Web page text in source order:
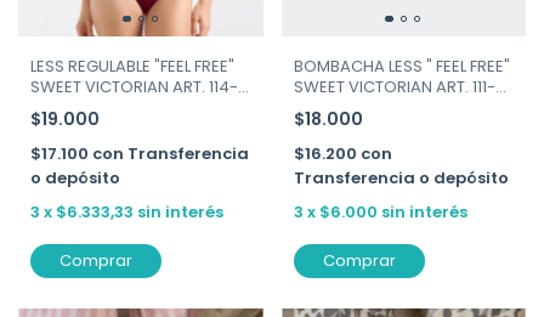
LESS REGULABLE "FEEL FREE"
SWEET VICTORIAN ART. 114-
173
$19.000
$17.100 con Transferencia
o depósito
3 x $6.333,33 sin interés
Comprar
BOMBACHA LESS " FEEL FREE"
SWEET VICTORIAN ART. 111-
173 bordó
$18.000
$16.200 con
Transferencia o depósito
3 x $6.000 sin interés
Comprar